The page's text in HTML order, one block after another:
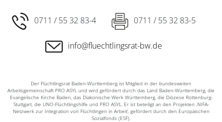
0711 / 55 32 83-4 0711 / 55 32 83-5
info@fluechtlingsrat-bw.de
Der Flüchtlingsrat Baden-Württemberg ist Mitglied in der bundesweiten
Arbeitsgemeinschaft PRO ASYL und wird gefördert durch das Land Baden-Württemberg, die
Evangelische Kirche Baden, das Diakonische Werk Württemberg, die Diözese Rottenburg-
Stuttgart, die UNO-Flüchtlingshilfe und PRO ASYL. Er ist beteiligt an den Projekten ‚NIFA-
Netzwerk zur Integration von Flüchtlingen in Arbeit‘, gefördert durch den Europäischen
Sozialfonds (ESF).